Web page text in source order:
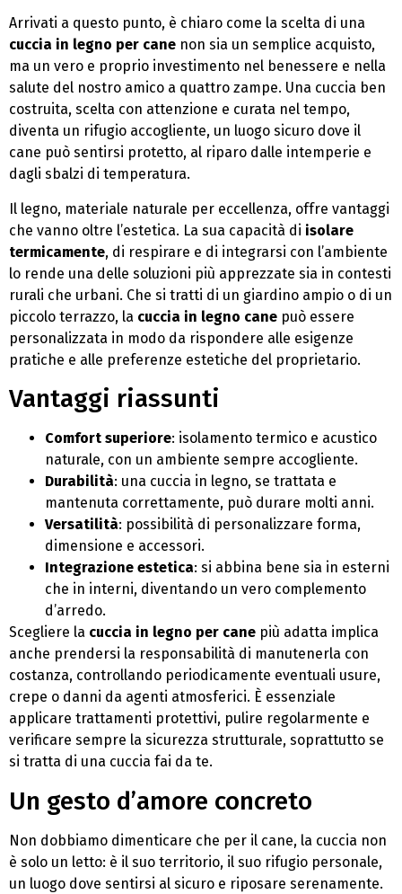
Arrivati a questo punto, è chiaro come la scelta di una
cuccia in legno per cane non sia un semplice acquisto,
ma un vero e proprio investimento nel benessere e nella
salute del nostro amico a quattro zampe. Una cuccia ben
costruita, scelta con attenzione e curata nel tempo,
diventa un rifugio accogliente, un luogo sicuro dove il
cane può sentirsi protetto, al riparo dalle intemperie e
dagli sbalzi di temperatura.
Il legno, materiale naturale per eccellenza, offre vantaggi
che vanno oltre l’estetica. La sua capacità di isolare
termicamente, di respirare e di integrarsi con l’ambiente
lo rende una delle soluzioni più apprezzate sia in contesti
rurali che urbani. Che si tratti di un giardino ampio o di un
piccolo terrazzo, la cuccia in legno cane può essere
personalizzata in modo da rispondere alle esigenze
pratiche e alle preferenze estetiche del proprietario.
Vantaggi riassunti
Comfort superiore: isolamento termico e acustico
naturale, con un ambiente sempre accogliente.
Durabilità: una cuccia in legno, se trattata e
mantenuta correttamente, può durare molti anni.
Versatilità: possibilità di personalizzare forma,
dimensione e accessori.
Integrazione estetica: si abbina bene sia in esterni
che in interni, diventando un vero complemento
d’arredo.
Scegliere la cuccia in legno per cane più adatta implica
anche prendersi la responsabilità di manutenerla con
costanza, controllando periodicamente eventuali usure,
crepe o danni da agenti atmosferici. È essenziale
applicare trattamenti protettivi, pulire regolarmente e
verificare sempre la sicurezza strutturale, soprattutto se
si tratta di una cuccia fai da te.
Un gesto d’amore concreto
Non dobbiamo dimenticare che per il cane, la cuccia non
è solo un letto: è il suo territorio, il suo rifugio personale,
un luogo dove sentirsi al sicuro e riposare serenamente.